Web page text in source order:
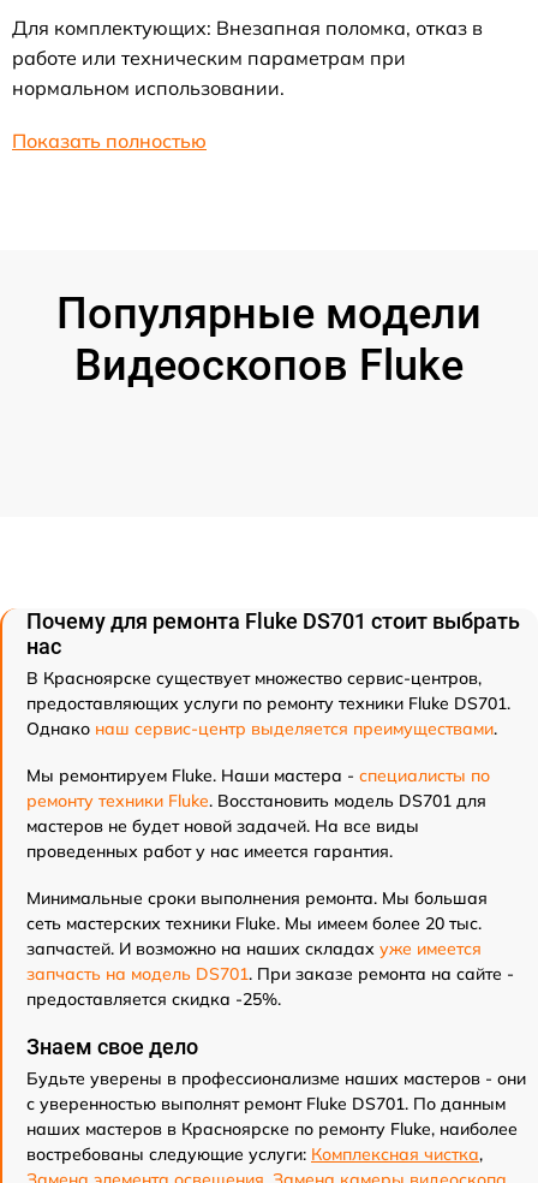
Для комплектующих: Внезапная поломка, отказ в
работе или техническим параметрам при
нормальном использовании.
Показать полностью
Популярные модели
Видеоскопов Fluke
Почему для ремонта Fluke DS701 стоит выбрать
нас
В Красноярске существует множество сервис-центров,
предоставляющих услуги по ремонту техники Fluke DS701.
Однако наш сервис-центр выделяется преимуществами.
Мы ремонтируем Fluke. Наши мастера - специалисты по
ремонту техники Fluke. Восстановить модель DS701 для
мастеров не будет новой задачей. На все виды
проведенных работ у нас имеется гарантия.
Минимальные сроки выполнения ремонта. Мы большая
сеть мастерских техники Fluke. Мы имеем более 20 тыс.
запчастей. И возможно на наших складах уже имеется
запчасть на модель DS701. При заказе ремонта на сайте -
предоставляется скидка -25%.
Знаем свое дело
Будьте уверены в профессионализме наших мастеров - они
с уверенностью выполнят ремонт Fluke DS701. По данным
наших мастеров в Красноярске по ремонту Fluke, наиболее
востребованы следующие услуги: Комплексная чистка,